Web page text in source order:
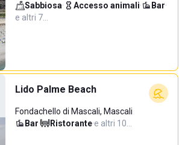
Sabbiosa· Accesso animali· Bar·
e altri 7…
Lido Palme Beach
Fondachello di Mascali, Mascali
Bar· Ristorante·e altri 10…